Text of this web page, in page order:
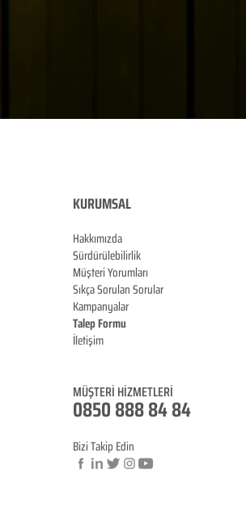
KURUMSAL
Hakkımızda
Sürdürülebilirlik
Müşteri Yorumları
Sıkça Sorulan Sorular
Kampanyalar
Talep Formu
İletişim
MÜŞTERİ HİZMETLERİ
0850 888 84 84
Bizi Takip Edin